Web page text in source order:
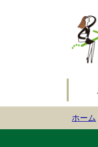
ホーム